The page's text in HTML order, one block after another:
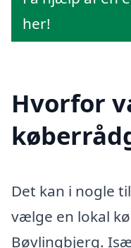
her!
Hvorfor
Det kan i nogle
vælge en lokal
Bøvlingbjerg.